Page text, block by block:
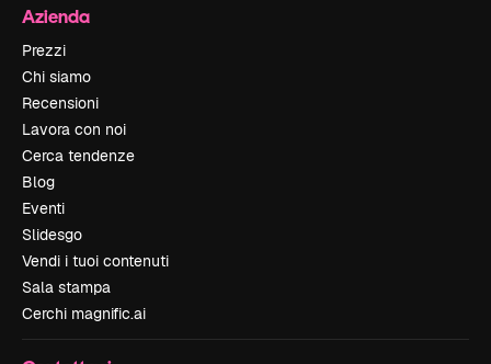
Azienda
Prezzi
Chi siamo
Recensioni
Lavora con noi
Cerca tendenze
Blog
Eventi
Slidesgo
Vendi i tuoi contenuti
Sala stampa
Cerchi magnific.ai